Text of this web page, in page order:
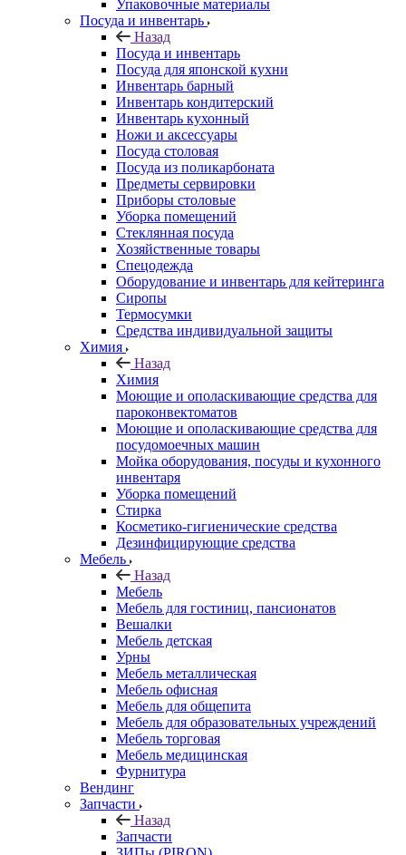
Упаковочные материалы
Посуда и инвентарь
Назад
Посуда и инвентарь
Посуда для японской кухни
Инвентарь барный
Инвентарь кондитерский
Инвентарь кухонный
Ножи и аксессуары
Посуда столовая
Посуда из поликарбоната
Предметы сервировки
Приборы столовые
Уборка помещений
Стеклянная посуда
Хозяйственные товары
Спецодежда
Оборудование и инвентарь для кейтеринга
Сиропы
Термосумки
Средства индивидуальной защиты
Химия
Назад
Химия
Моющие и ополаскивающие средства для
пароконвектоматов
Моющие и ополаскивающие средства для
посудомоечных машин
Мойка оборудования, посуды и кухонного
инвентаря
Уборка помещений
Стирка
Косметико-гигиенические средства
Дезинфицирующие средства
Мебель
Назад
Мебель
Мебель для гостиниц, пансионатов
Вешалки
Мебель детская
Урны
Мебель металлическая
Мебель офисная
Мебель для общепита
Мебель для образовательных учреждений
Мебель торговая
Мебель медицинская
Фурнитура
Вендинг
Запчасти
Назад
Запчасти